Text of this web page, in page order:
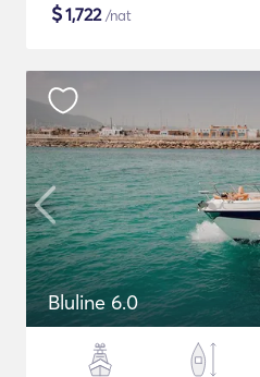
$1,722/nat
Bluline 6.0